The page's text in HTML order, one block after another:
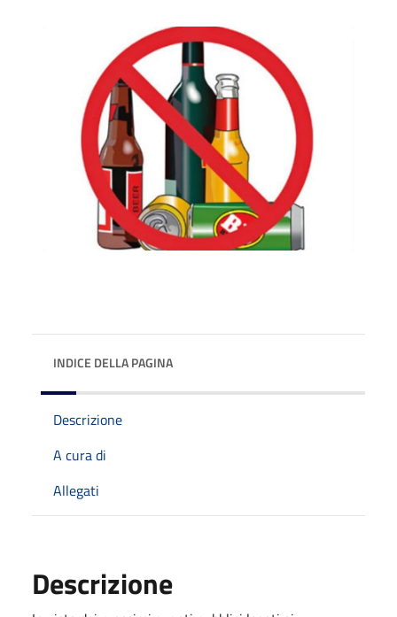
INDICE DELLA PAGINA
Descrizione
A cura di
Allegati
Descrizione